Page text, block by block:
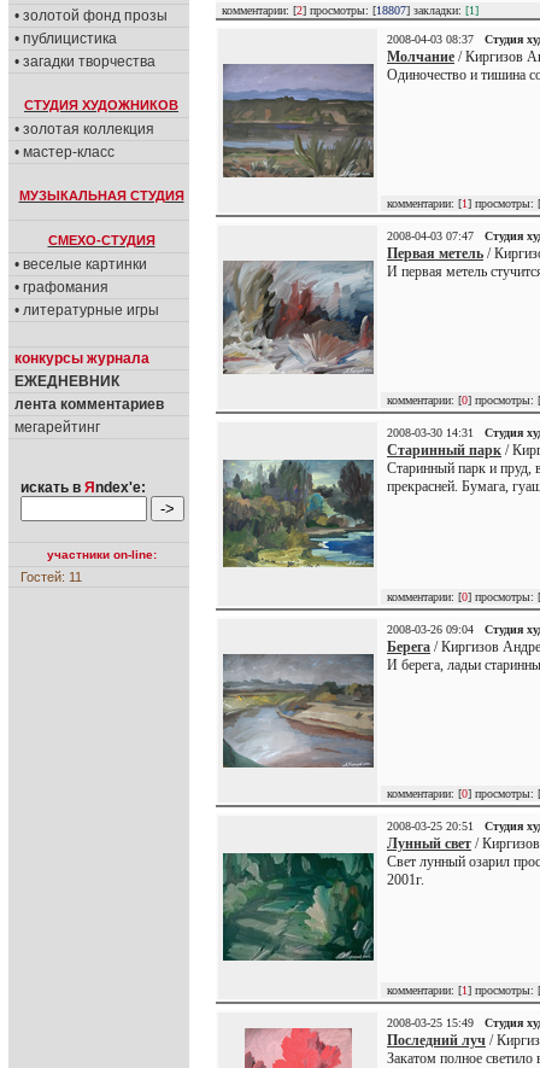
• золотой фонд прозы
• публицистика
• загадки творчества
СТУДИЯ ХУДОЖНИКОВ
• золотая коллекция
• мастер-класс
МУЗЫКАЛЬНАЯ СТУДИЯ
СМЕХО-СТУДИЯ
• веселые картинки
• графомания
• литературные игры
конкурсы журнала
ЕЖЕДНЕВНИК
лента комментариев
мегарейтинг
искать в Я ndex'е:
участники on-line:
Гостей: 11
комментарии: [2] просмотры: [18807] закладки: [1]
2008-04-03 08:37 Студия
Молчание / Киргизов
Одиночество и тишина
комментарии: [1] просмотры: [
2008-04-03 07:47 Студия
Первая метель /
И первая метель
комментарии: [0] просмотры: [
2008-03-30 14:31 Студия
Старинный парк /
Старинный парк и пруд,
прекрасней. Бумага,
комментарии: [0] просмотры: [
2008-03-26 09:04 Студия
Берега / Киргизов
И берега, ладьи
комментарии: [0] просмотры: [
2008-03-25 20:51 Студия
Лунный свет /
Свет лунный озарил
2001г.
комментарии: [1] просмотры: [
2008-03-25 15:49 Студия
Последний луч /
Закатом полное светило